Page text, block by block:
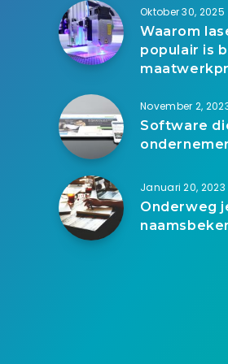
Oktober 30, 2025
Waarom
populair is
November 2,
Software
Januari 20, 2023
Onderweg